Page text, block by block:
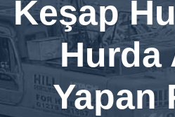
Keşap
Hurda
Yapan